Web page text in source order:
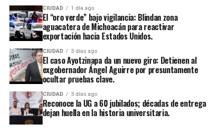
CIUDAD 1 día ago
El “oro verde” bajo vigilancia: Blindan zona
aguacatera de Michoacán para reactivar
exportación hacia Estados Unidos.
CIUDAD 3 días ago
El caso Ayotzinapa da un nuevo giro: Detienen al
exgobernador Ángel Aguirre por presuntamente
ocultar pruebas clave.
CIUDAD 3 días ago
Reconoce la UG a 60 jubilados; décadas de entrega
dejan huella en la historia universitaria.